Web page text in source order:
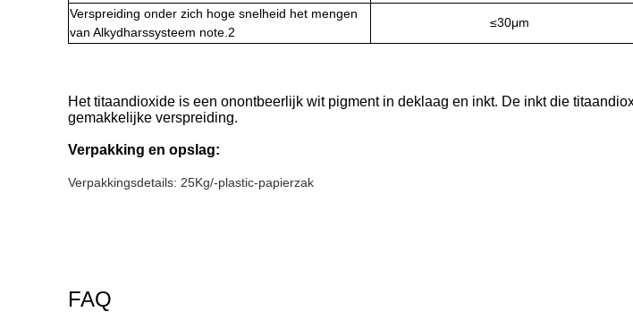
Verspreiding onder zich hoge snelheid het mengen
van Alkydharssysteem note.2
≤30μm
Het titaandioxide is een onontbeerlijk wit pigment in deklaag en inkt. De inkt die
gemakkelijke verspreiding.
Verpakking en opslag:
Verpakkingsdetails: 25Kg/-plastic-papierzak
FAQ